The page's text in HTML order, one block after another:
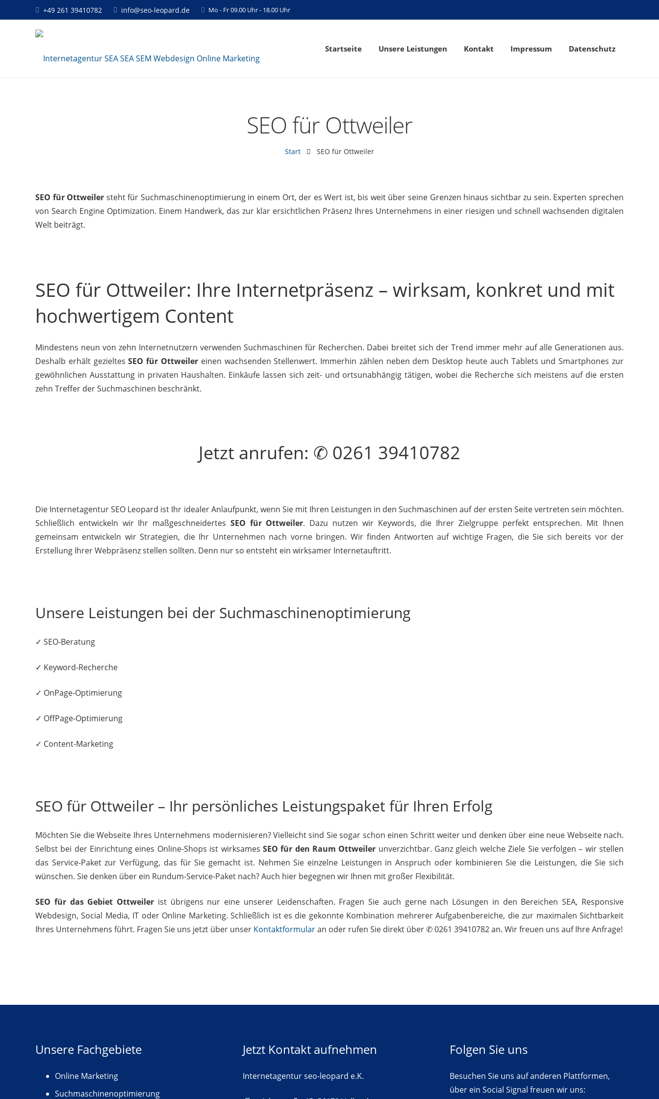
+49 261 39410782 info@seo-leopard.de Mo - Fr 09.00 Uhr - 18.00 Uhr
Startseite Unsere Leistungen Kontakt Impressum Datenschutz
SEO für Ottweiler
Start SEO für Ottweiler
SEO für Ottweiler steht für Suchmaschinenoptimierung in einem Ort, der es Wert ist, bis weit über seine Grenzen hinaus sichtbar zu sein. Experten sprechen
von Search Engine Optimization. Einem Handwerk, das zur klar ersichtlichen Präsenz Ihres Unternehmens in einer riesigen und schnell wachsenden digitalen
Welt beiträgt.
SEO für Ottweiler: Ihre Internetpräsenz – wirksam, konkret und mit
hochwertigem Content
Mindestens neun von zehn Internetnutzern verwenden Suchmaschinen für Recherchen. Dabei breitet sich der Trend immer mehr auf alle Generationen aus.
Deshalb erhält gezieltesSEO für Ottweilereinen wachsenden Stellenwert. Immerhin zählen neben dem Desktop heute auch Tablets und Smartphones zur
gewöhnlichen Ausstattung in privaten Haushalten. Einkäufe lassen sich zeit- und ortsunabhängig tätigen, wobei die Recherche sich meistens auf die ersten
zehn Treffer der Suchmaschinen beschränkt.
Jetzt anrufen: ✆ 0261 39410782
Die Internetagentur SEO Leopard ist Ihr idealer Anlaufpunkt, wenn Sie mit Ihren Leistungen in den Suchmaschinen auf der ersten Seite vertreten sein möchten.
Schließlich entwickeln wir Ihr maßgeschneidertes SEO für Ottweiler. Dazu nutzen wir Keywords, die Ihrer Zielgruppe perfekt entsprechen. Mit Ihnen
gemeinsam entwickeln wir Strategien, die Ihr Unternehmen nach vorne bringen. Wir finden Antworten auf wichtige Fragen, die Sie sich bereits vor der
Erstellung Ihrer Webpräsenz stellen sollten. Denn nur so entsteht ein wirksamer Internetauftritt.
Unsere Leistungen bei der Suchmaschinenoptimierung
✓ SEO-Beratung
✓ Keyword-Recherche
✓ OnPage-Optimierung
✓ OffPage-Optimierung
✓ Content-Marketing
SEO für Ottweiler – Ihr persönliches Leistungspaket für Ihren Erfolg
Möchten Sie die Webseite Ihres Unternehmens modernisieren? Vielleicht sind Sie sogar schon einen Schritt weiter und denken über eine neue Webseite nach.
Selbst bei der Einrichtung eines Online-Shops ist wirksames SEO für den Raum Ottweiler unverzichtbar. Ganz gleich welche Ziele Sie verfolgen – wir stellen
das Service-Paket zur Verfügung, das für Sie gemacht ist. Nehmen Sie einzelne Leistungen in Anspruch oder kombinieren Sie die Leistungen, die Sie sich
wünschen. Sie denken über ein Rundum-Service-Paket nach? Auch hier begegnen wir Ihnen mit großer Flexibilität.
SEO für das Gebiet Ottweiler ist übrigens nur eine unserer Leidenschaften. Fragen Sie auch gerne nach Lösungen in den Bereichen SEA, Responsive
Webdesign, Social Media, IT oder Online Marketing. Schließlich ist es die gekonnte Kombination mehrerer Aufgabenbereiche, die zur maximalen Sichtbarkeit
Ihres Unternehmens führt. Fragen Sie uns jetzt über unser Kontaktformularan oder rufen Sie direkt über ✆ 0261 39410782 an. Wir freuen uns auf Ihre Anfrage!
Unsere Fachgebiete
Online Marketing
Suchmaschinenoptimierung
Jetzt Kontakt aufnehmen
Internetagentur seo-leopard e.K.
Folgen Sie uns
Besuchen Sie uns auf anderen Plattformen,
über ein Social Signal freuen wir uns: